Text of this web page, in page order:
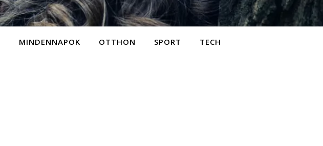
MINDENNAPOK OTTHON SPORT TECH